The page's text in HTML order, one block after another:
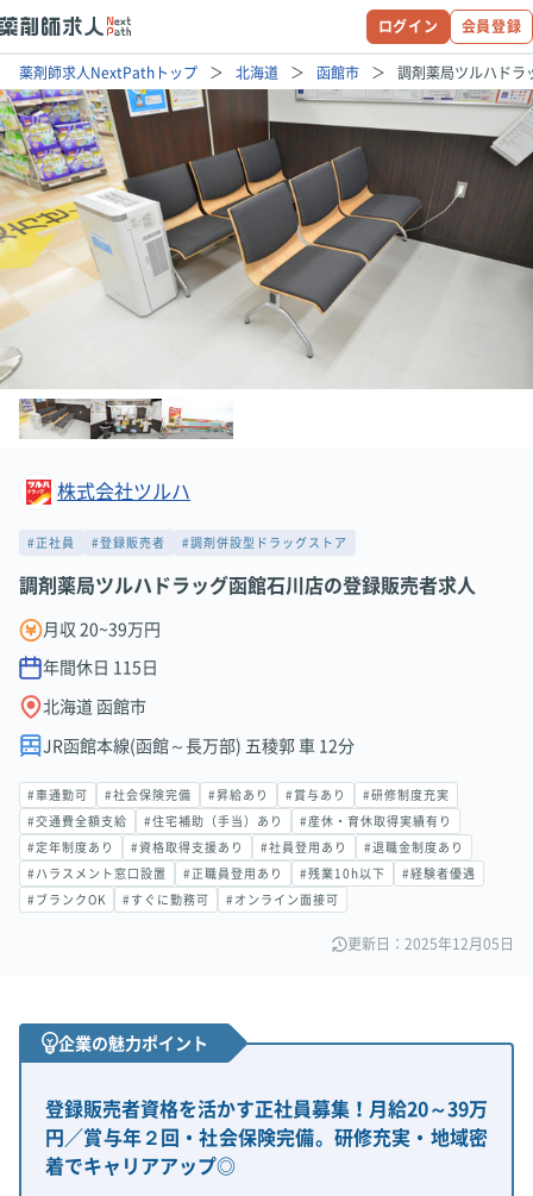
ログイン 会員登録
薬剤師求人NextPathトップ 北海道 函館市 調剤薬局ツルハドラ
株式会社ツルハ
#正社員 #登録販売者 #調剤併設型ドラッグストア
調剤薬局ツルハドラッグ函館石川店の登録販売者求人
月収 20~39万円
年間休日 115 日
北海道 函館市
JR函館本線(函館～長万部) 五稜郭 車 12分
#車通勤可 #社会保険完備 #昇給あり #賞与あり #研修制度充実
#交通費全額支給 #住宅補助（手当）あり #産休・育休取得実績有り
#定年制度あり #資格取得支援あり #社員登用あり #退職金制度あり
#ハラスメント窓口設置 #正職員登用あり #残業10h以下 #経験者優遇
#ブランクOK #すぐに勤務可 #オンライン面接可
更新日：2025年12月05日
企業の魅力ポイント
登録販売者資格を活かす正社員募集！月給20～39万
円／賞与年２回・社会保険完備。研修充実・地域密
着でキャリアアップ◎